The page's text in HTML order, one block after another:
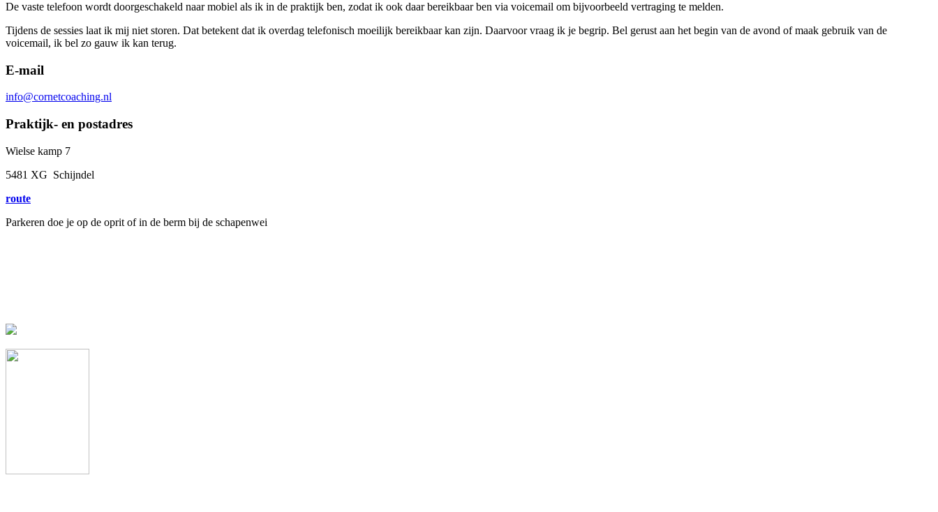
De vaste telefoon wordt doorgeschakeld naar mobiel als ik in de praktijk ben, zodat ik ook daar bereikbaar ben via voicemail om bijvoorbeeld vertraging te melden.
Tijdens de sessies laat ik mij niet storen. Dat betekent dat ik overdag telefonisch moeilijk bereikbaar kan zijn. Daarvoor vraag ik je begrip. Bel gerust aan het begin van de avond of maak gebruik van de
voicemail, ik bel zo gauw ik kan terug.
E-mail
info@cornetcoaching.nl
Praktijk- en postadres
Wielse kamp 7
5481 XG Schijndel
route
Parkeren doe je op de oprit of in de berm bij de schapenwei